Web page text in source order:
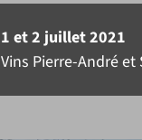
1 et 2 juillet 2021
Vins Pierre-André